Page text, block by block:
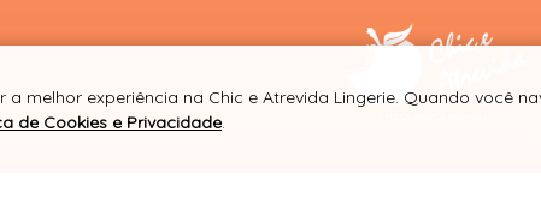
melhor experiência na Chic e Atrevida Lingerie. Quando você
de Cookies e Privacidade.